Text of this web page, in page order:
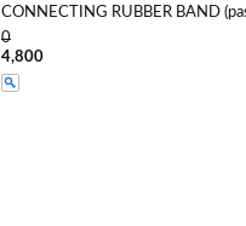
CONNECTING RUBBER BAND
0
4,800